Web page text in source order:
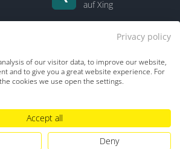
auf Xing
Privacy policy
of our visitor data, to improve our website,
and to give you a great website experience. For
cookies we use open the settings.
Accept all
Deny